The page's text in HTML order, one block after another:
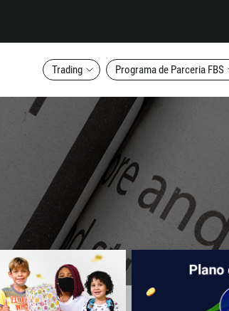
Trading Programa de Parceria FBS